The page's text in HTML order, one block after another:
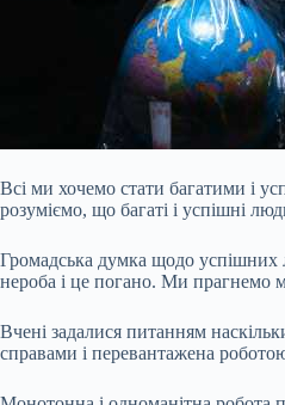
Всі ми хочемо стати багатими і
розуміємо, що багаті і успішні
Громадська думка щодо успішних
нероба і це погано. Ми прагнемо
Вчені задалися питанням
справами і перевантажена